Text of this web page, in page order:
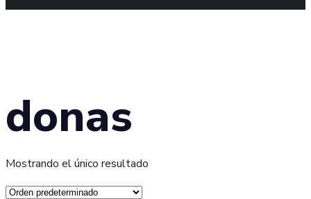
donas
Mostrando el único resultado